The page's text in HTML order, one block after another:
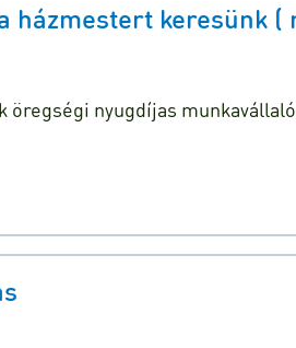
házmestert keresünk (
öregségi nyugdíjas